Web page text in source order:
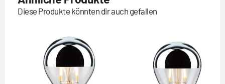
Diese Produkte könnten dir auch gefallen